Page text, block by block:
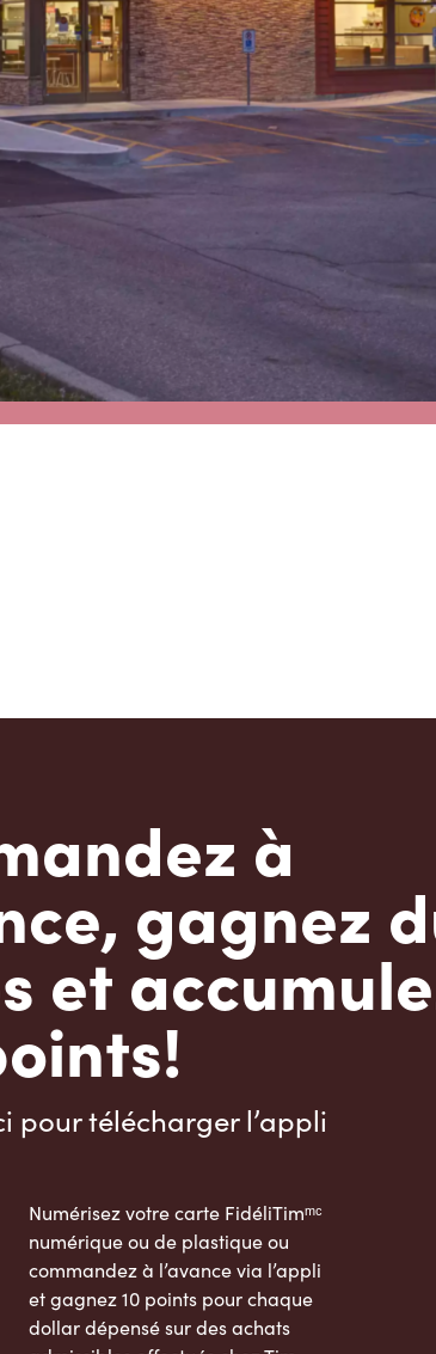
à
gagnez
et
pour télécharger l’appli
Numérisez votre carte FidéliTimᵐᶜ
numérique ou de plastique ou
commandez à l’avance via l’appli
et gagnez 10 points pour chaque
dollar dépensé sur des achats